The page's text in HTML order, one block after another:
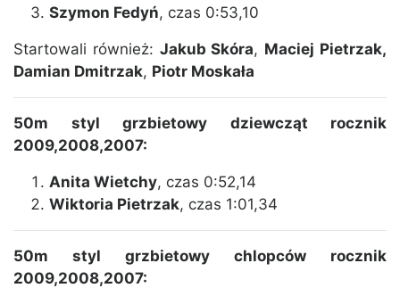
Szymon Fedyń, czas 0:53,10
Startowali również: Jakub Skóra, Maciej Pietrzak,
Damian Dmitrzak, Piotr Moskała
50m styl grzbietowy dziewcząt rocznik
2009,2008,2007:
Anita Wietchy, czas 0:52,14
Wiktoria Pietrzak, czas 1:01,34
50m styl grzbietowy chlopców rocznik
2009,2008,2007: